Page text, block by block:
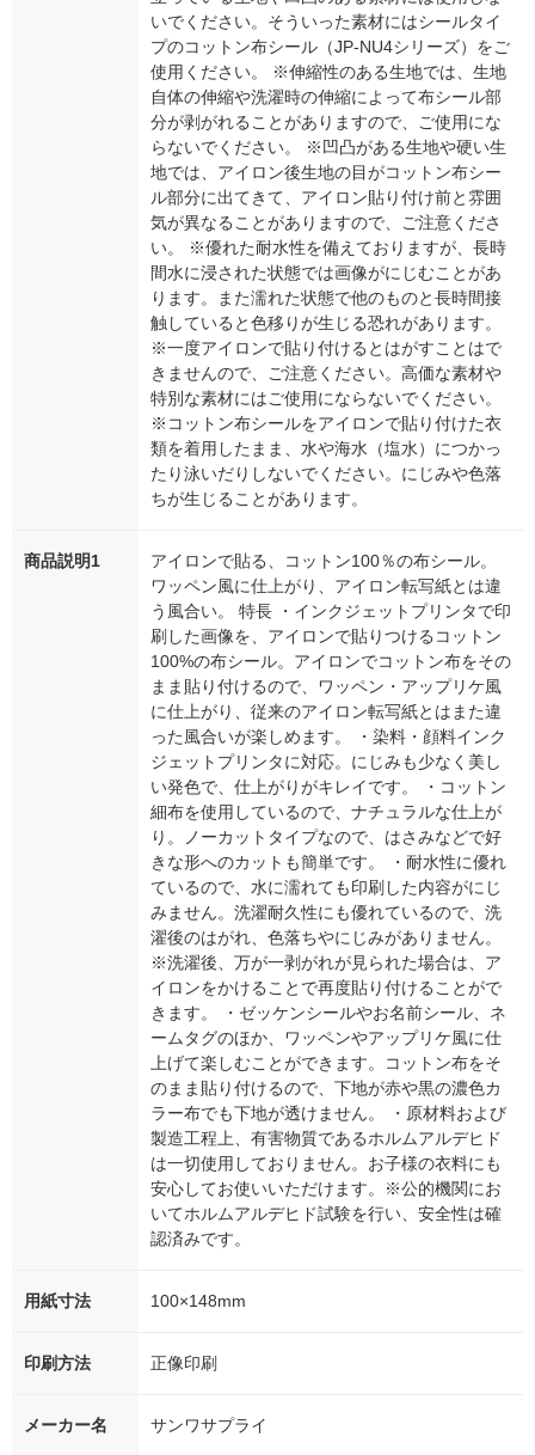
いでください。そういった素材にはシールタイ
プのコットン布シール（JP-NU4シリーズ）をご
使用ください。 ※伸縮性のある生地では、生地
自体の伸縮や洗濯時の伸縮によって布シール部
分が剥がれることがありますので、ご使用にな
らないでください。 ※凹凸がある生地や硬い生
地では、アイロン後生地の目がコットン布シー
ル部分に出てきて、アイロン貼り付け前と雰囲
気が異なることがありますので、ご注意くださ
い。 ※優れた耐水性を備えておりますが、長時
間水に浸された状態では画像がにじむことがあ
ります。また濡れた状態で他のものと長時間接
触していると色移りが生じる恐れがあります。
※一度アイロンで貼り付けるとはがすことはで
きませんので、ご注意ください。高価な素材や
特別な素材にはご使用にならないでください。
※コットン布シールをアイロンで貼り付けた衣
類を着用したまま、水や海水（塩水）につかっ
たり泳いだりしないでください。にじみや色落
ちが生じることがあります。
商品説明1
アイロンで貼る、コットン100％の布シール。
ワッペン風に仕上がり、アイロン転写紙とは違
う風合い。 特長 ・インクジェットプリンタで印
刷した画像を、アイロンで貼りつけるコットン
100%の布シール。アイロンでコットン布をその
まま貼り付けるので、ワッペン・アップリケ風
に仕上がり、従来のアイロン転写紙とはまた違
った風合いが楽しめます。 ・染料・顔料インク
ジェットプリンタに対応。にじみも少なく美し
い発色で、仕上がりがキレイです。 ・コットン
細布を使用しているので、ナチュラルな仕上が
り。ノーカットタイプなので、はさみなどで好
きな形へのカットも簡単です。 ・耐水性に優れ
ているので、水に濡れても印刷した内容がにじ
みません。洗濯耐久性にも優れているので、洗
濯後のはがれ、色落ちやにじみがありません。
※洗濯後、万が一剥がれが見られた場合は、ア
イロンをかけることで再度貼り付けることがで
きます。 ・ゼッケンシールやお名前シール、ネ
ームタグのほか、ワッペンやアップリケ風に仕
上げて楽しむことができます。コットン布をそ
のまま貼り付けるので、下地が赤や黒の濃色カ
ラー布でも下地が透けません。 ・原材料および
製造工程上、有害物質であるホルムアルデヒド
は一切使用しておりません。お子様の衣料にも
安心してお使いいただけます。※公的機関にお
いてホルムアルデヒド試験を行い、安全性は確
認済みです。
用紙寸法 100×148mm
印刷方法 正像印刷
メーカー名 サンワサプライ